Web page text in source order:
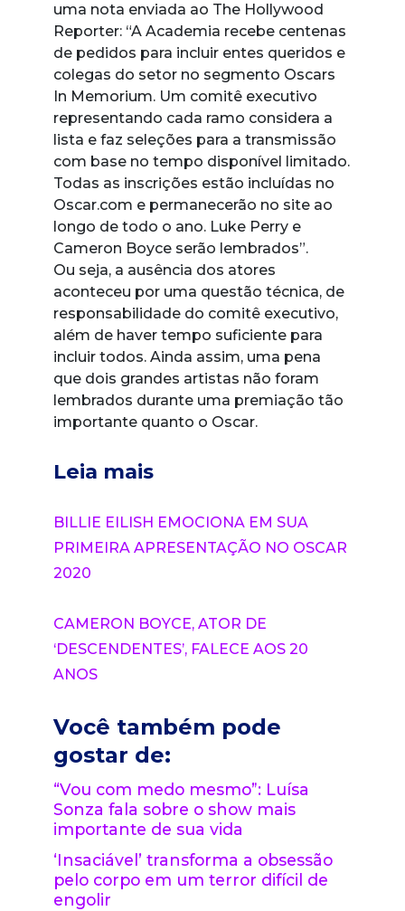
uma nota enviada ao The Hollywood
Reporter: “A Academia recebe centenas
de pedidos para incluir entes queridos e
colegas do setor no segmento Oscars
In Memorium. Um comitê executivo
representando cada ramo considera a
lista e faz seleções para a transmissão
com base no tempo disponível limitado.
Todas as inscrições estão incluídas no
Oscar.com e permanecerão no site ao
longo de todo o ano. Luke Perry e
Cameron Boyce serão lembrados”.
Ou seja, a ausência dos atores
aconteceu por uma questão técnica, de
responsabilidade do comitê executivo,
além de haver tempo suficiente para
incluir todos. Ainda assim, uma pena
que dois grandes artistas não foram
lembrados durante uma premiação tão
importante quanto o Oscar.
Leia mais
BILLIE EILISH EMOCIONA EM SUA
PRIMEIRA APRESENTAÇÃO NO OSCAR
2020
CAMERON BOYCE, ATOR DE
‘DESCENDENTES’, FALECE AOS 20
ANOS
Você também pode
gostar de:
“Vou com medo mesmo”: Luísa
Sonza fala sobre o show mais
importante de sua vida
‘Insaciável’ transforma a obsessão
pelo corpo em um terror difícil de
engolir